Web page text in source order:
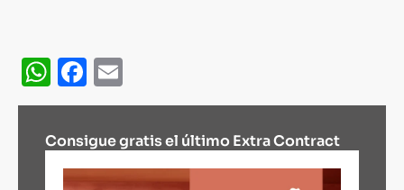
WhatsApp
Facebook
Consigue gratis el último Extra Contract